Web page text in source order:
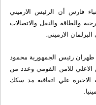
فارس أن الرئيس الارميني
والطاقة والنقل والاتصالات
الارميني.
طهران رئيس الجمهورية محمود
للامن القومي وعدد من
علي اتفاقية مد سكك